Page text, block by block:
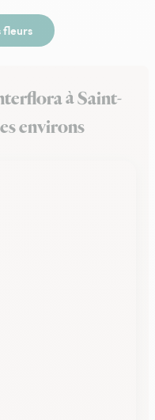
fleurs
à Saint-
environs